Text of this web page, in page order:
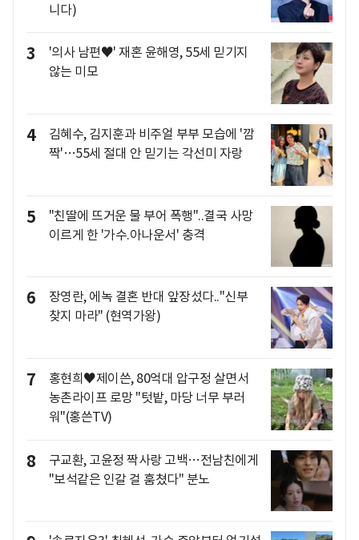
니다)
3
'의사 남편♥' 재혼 윤해영, 55세 믿기지
않는 미모
4
김혜수, 김지훈과 비주얼 부부 모습에 '깜
짝'…55세 절대 안 믿기는 각선미 자랑
5
"친딸에 뜨거운 물 부어 폭행"..결국 사망
이르게 한 '가수.아나운서' 충격
6
장영란, 에녹 결혼 반대 앞장섰다.."신부
찾지 마라" (현역가왕)
7
홍현희♥제이쓴, 80억대 압구정 살면서
농촌라이프 로망 "텃밭, 마당 너무 부러
워"(홍쓴TV)
8
구교환, 고윤정 짝사랑 고백…전남친에게
"보석같은 인갈 걸 훔쳤다" 분노